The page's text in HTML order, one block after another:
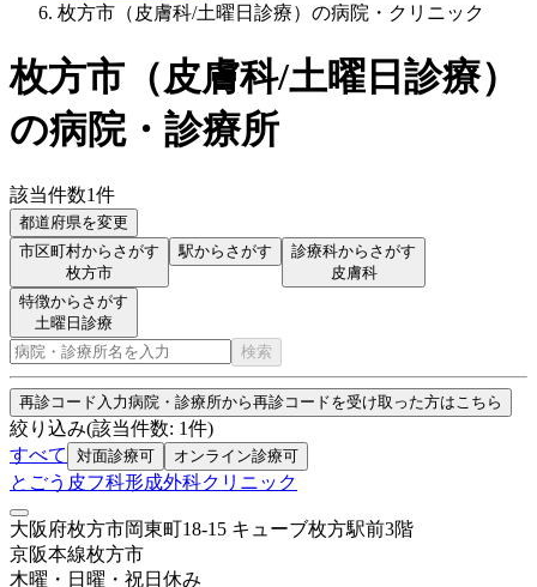
枚方市（皮膚科/土曜日診療）の病院・クリニック
枚方市 （皮膚科/土曜日診療）
の病院・診療所
該当件数1件
都道府県を変更
市区町村からさがす
枚方市
駅からさがす
診療科からさがす
皮膚科
特徴からさがす
土曜日診療
検索
再診コード入力病院・診療所から再診コードを受け取った方はこちら
絞り込み(該当件数: 1件)
すべて
対面診療可 オンライン診療可
とごう皮フ科形成外科クリニック
大阪府枚方市岡東町18-15 キューブ枚方駅前3階
京阪本線枚方市
木曜・日曜・祝日 休み